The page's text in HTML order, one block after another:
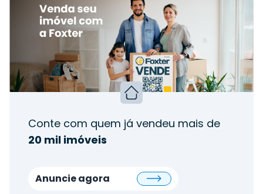
Conte com quem já vendeu mais de
20 mil imóveis
Anuncie agora